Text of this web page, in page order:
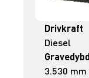
Drivkraft
Diesel
3.530 mm